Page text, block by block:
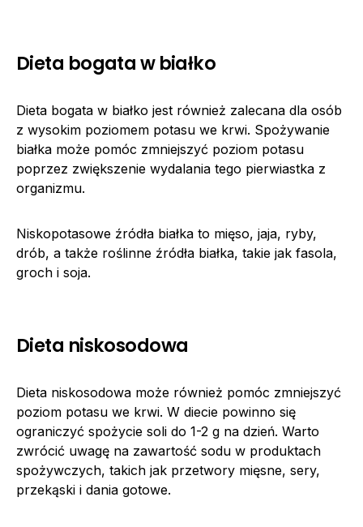
Dieta bogata w białko
Dieta bogata w białko jest również zalecana dla osób
z wysokim poziomem potasu we krwi. Spożywanie
białka może pomóc zmniejszyć poziom potasu
poprzez zwiększenie wydalania tego pierwiastka z
organizmu.
Niskopotasowe źródła białka to mięso, jaja, ryby,
drób, a także roślinne źródła białka, takie jak fasola,
groch i soja.
Dieta niskosodowa
Dieta niskosodowa może również pomóc zmniejszyć
poziom potasu we krwi. W diecie powinno się
ograniczyć spożycie soli do 1-2 g na dzień. Warto
zwrócić uwagę na zawartość sodu w produktach
spożywczych, takich jak przetwory mięsne, sery,
przekąski i dania gotowe.